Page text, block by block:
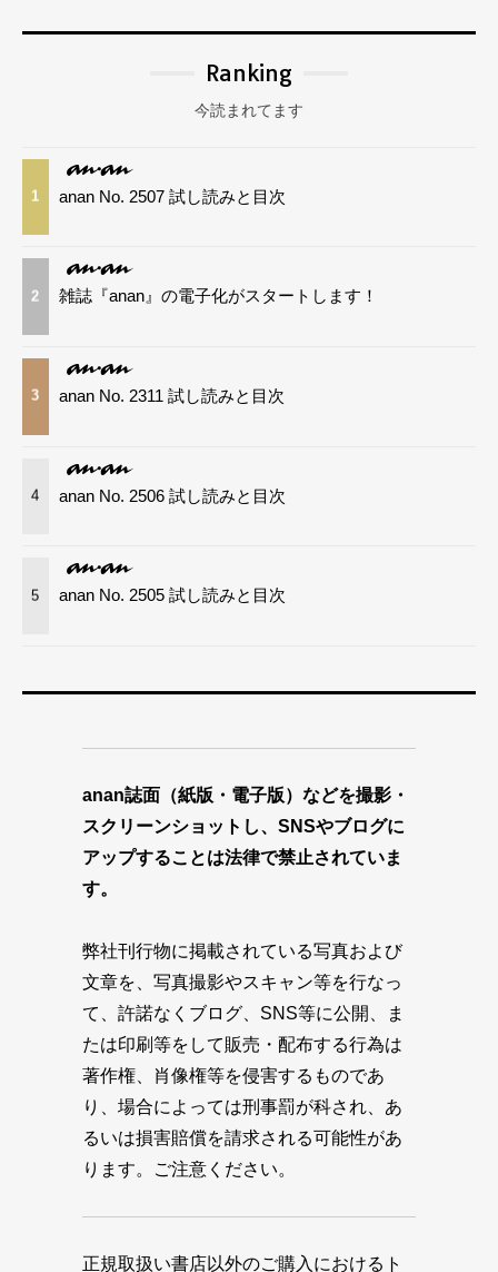
Ranking
今読まれてます
1 anan No. 2507 試し読みと目次
2 雑誌『anan』の電子化がスタートします！
3 anan No. 2311 試し読みと目次
4 anan No. 2506 試し読みと目次
5 anan No. 2505 試し読みと目次
anan誌面（紙版・電子版）などを撮影・
スクリーンショットし、SNSやブログに
アップすることは法律で禁止されていま
す。
弊社刊行物に掲載されている写真および
文章を、写真撮影やスキャン等を行なっ
て、許諾なくブログ、SNS等に公開、ま
たは印刷等をして販売・配布する行為は
著作権、肖像権等を侵害するものであ
り、場合によっては刑事罰が科され、あ
るいは損害賠償を請求される可能性があ
ります。ご注意ください。
正規取扱い書店以外のご購入におけるト